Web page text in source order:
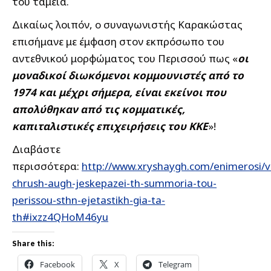
Δικαίως λοιπόν, ο συναγωνιστής Καρακώστας
επισήμανε με έμφαση στον εκπρόσωπο του
αντεθνικού μορφώματος του Περισσού πως «οι
μοναδικοί διωκόμενοι κομμουνιστές από το
1974 και μέχρι σήμερα, είναι εκείνοι που
απολύθηκαν από τις κομματικές,
καπιταλιστικές επιχειρήσεις του ΚΚΕ»!
Διαβάστε
περισσότερα: http://www.xryshaygh.com/enimerosi/
chrush-augh-jeskepazei-th-summoria-tou-
perissou-sthn-ejetastikh-gia-ta-
th#ixzz4QHoM46yu
Share this:
Facebook X Telegram